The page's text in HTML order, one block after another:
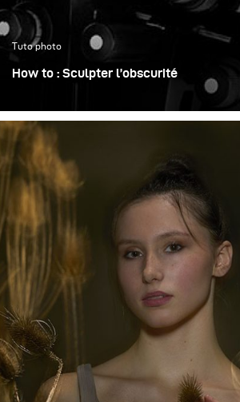
Tuto photo
How to : Sculpter l’obscurité
Lorsque je photographie des objets
détaillés, je ne pense pas en termes
je pense en termes de modelage. Avec
technique, chaque surface compte: le
arêtes métalliques, le verre. Mon
contrôler précisément ce qui devient
reste dans l’ombre.